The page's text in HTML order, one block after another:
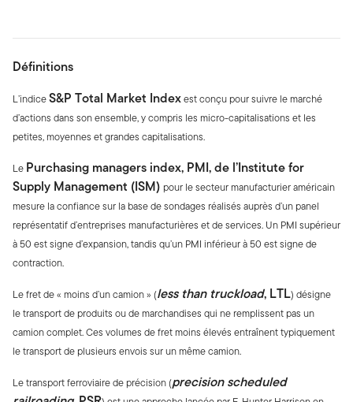
Définitions
L’indiceS&P Total Market Indexest conçu pour suivre le marché
d’actions dans son ensemble, y compris les micro-capitalisations et les
petites, moyennes et grandes capitalisations.
Le Purchasing managers index, PMI, de l’Institute for
Supply Management (ISM) pour le secteur manufacturier américain
mesure la confiance sur la base de sondages réalisés auprès d’un panel
représentatif d’entreprises manufacturières et de services. Un PMI supérieur
à 50 est signe d’expansion, tandis qu’un PMI inférieur à 50 est signe de
contraction.
Le fret de « moins d’un camion » (less than truckload, LTL) désigne
le transport de produits ou de marchandises qui ne remplissent pas un
camion complet. Ces volumes de fret moins élevés entraînent typiquement
le transport de plusieurs envois sur un même camion.
Le transport ferroviaire de précision (precision scheduled